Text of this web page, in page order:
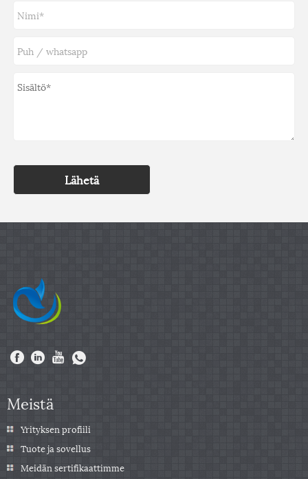
Lähetä
Meistä
Yrityksen profiili
Tuote ja sovellus
Meidän sertifikaattimme